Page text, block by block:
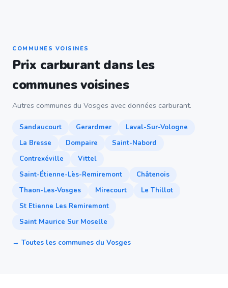
COMMUNES VOISINES
Prix carburant dans les
communes voisines
Autres communes du Vosges avec données carburant.
Sandaucourt Gerardmer
Laval-Sur-Vologne
La Bresse
Dompaire
Saint-Nabord
Contrexéville
Vittel
Saint-Étienne-Lès-Remiremont
Châtenois
Thaon-Les-Vosges
Mirecourt
Le Thillot
St Etienne Les Remiremont
Saint Maurice Sur Moselle
→ Toutes les communes du Vosges